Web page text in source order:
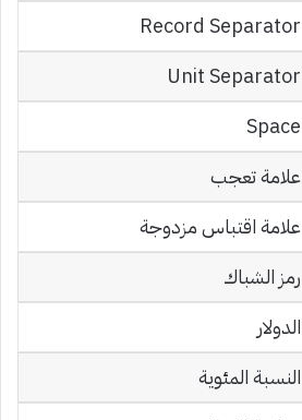
Record Separator
Unit Separator
Space
علامة تعجب
علامة اقتباس مزدوجة
رمز الشباك
الدولار
النسبة المئوية